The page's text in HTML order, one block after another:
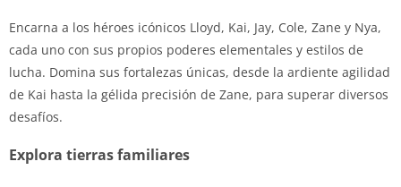
Encarna a los héroes icónicos Lloyd, Kai, Jay, Cole, Zane y Nya,
cada uno con sus propios poderes elementales y estilos de
lucha. Domina sus fortalezas únicas, desde la ardiente agilidad
de Kai hasta la gélida precisión de Zane, para superar diversos
desafíos.
Explora tierras familiares